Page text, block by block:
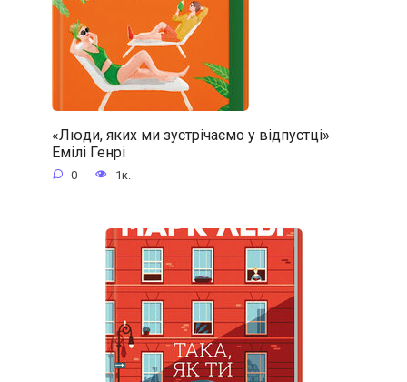
«Люди, яких ми зустрічаємо у відпустці»
Емілі Генрі
0 1к.